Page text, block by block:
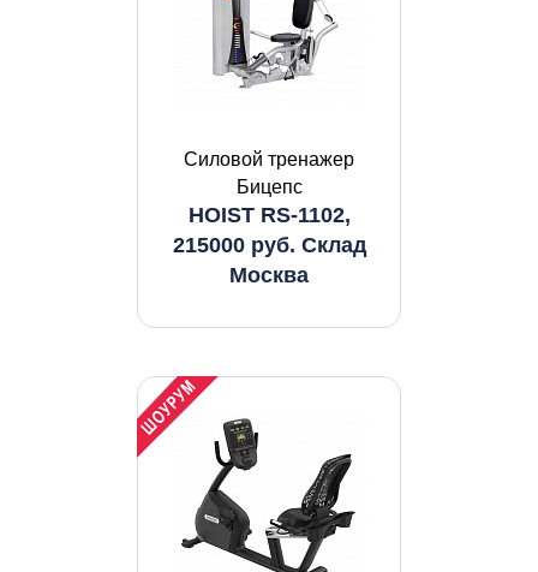
Силовой тренажер
Бицепс
HOIST RS-1102,
215000 руб. Склад
Москва